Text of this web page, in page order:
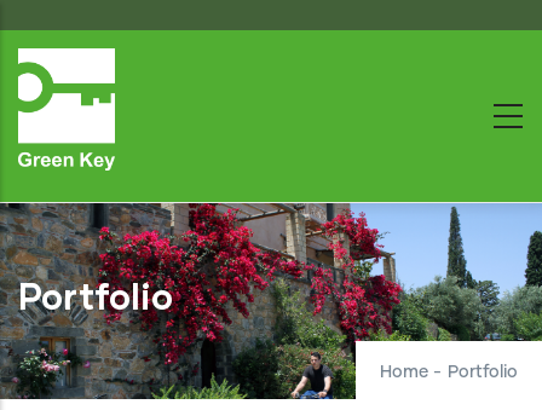
to
main
Portfolio
Home - Portfolio